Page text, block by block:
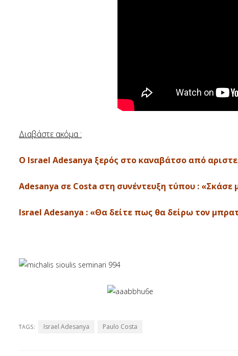
Διαβάστε ακόμα :
O Israel Adesanya ξερός στο καναβάτσο από
Adesanya σε Costa στη συνέντευξη τύπου : «Σκάσε
Israel Adesanya : «Θα δείτε πως θα δείρω τον
TAGS: Israel Adesanya Paulo Costa